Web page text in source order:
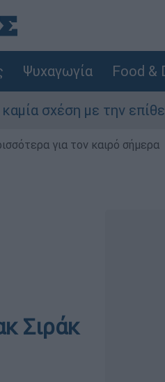
Ψυχαγωγία Food &
με την επίθεση» λέει
για τον καιρό σήμερα
Σιράκ